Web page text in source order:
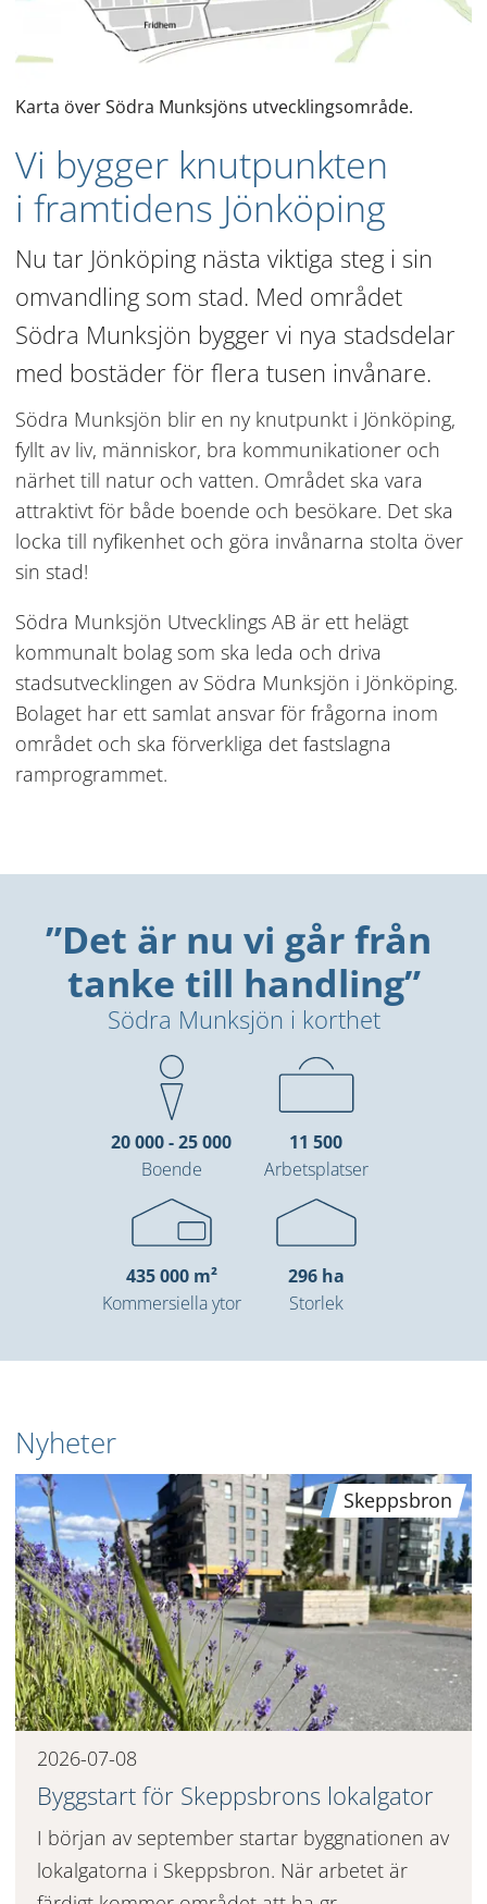
Karta över Södra Munksjöns utvecklingsområde.
Vi bygger knutpunkten
i framtidens Jönköping
Nu tar Jönköping nästa viktiga steg i sin
omvandling som stad. Med området
Södra Munksjön bygger vi nya stadsdelar
med bostäder för flera tusen invånare.
Södra Munksjön blir en ny knutpunkt i Jönköping,
fyllt av liv, människor, bra kommunikationer och
närhet till natur och vatten. Området ska vara
attraktivt för både boende och besökare. Det ska
locka till nyfikenhet och göra invånarna stolta över
sin stad!
Södra Munksjön Utvecklings AB är ett helägt
kommunalt bolag som ska leda och driva
stadsutvecklingen av Södra Munksjön i Jönköping.
Bolaget har ett samlat ansvar för frågorna inom
området och ska förverkliga det fastslagna
ramprogrammet.
”Det är nu vi går från
tanke till handling”
Södra Munksjön i korthet
20 000 - 25 000
Boende
11 500
Arbetsplatser
435 000 m²
Kommersiella ytor
296 ha
Storlek
Nyheter
Skeppsbron
2026-07-08
Byggstart för Skeppsbrons lokalgator
I början av september startar byggnationen av
lokalgatorna i Skeppsbron. När arbetet är